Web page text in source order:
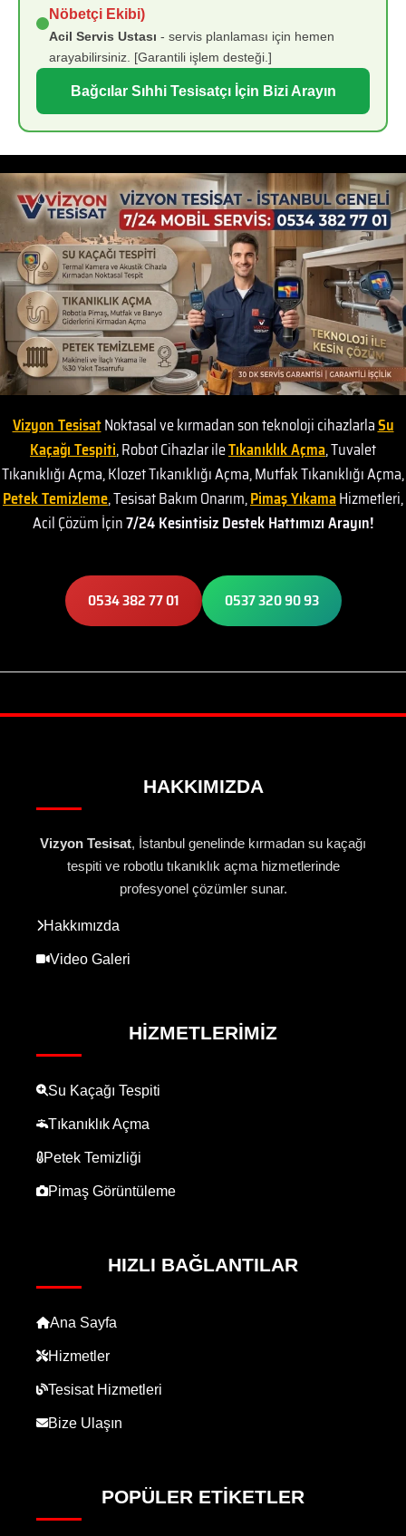
Nöbetçi Ekibi)
Acil Servis Ustası - servis planlaması için hemen
arayabilirsiniz. [Garantili işlem desteği.]
Bağcılar Sıhhi Tesisatçı İçin Bizi Arayın
Vizyon TesisatNoktasal ve kırmadan son teknoloji cihazlarlaSu
Kaçağı Tespiti, Robot Cihazlar ileTıkanıklık Açma, Tuvalet
Tıkanıklığı Açma, Klozet Tıkanıklığı Açma, Mutfak Tıkanıklığı Açma,
Petek Temizleme, Tesisat Bakım Onarım,Pimaş YıkamaHizmetleri,
Acil Çözüm İçin7/24 Kesintisiz Destek Hattımızı Arayın!
0534 382 77 01 0537 320 90 93
HAKKIMIZDA
Vizyon Tesisat, İstanbul genelinde kırmadan su kaçağı
tespiti ve robotlu tıkanıklık açma hizmetlerinde
profesyonel çözümler sunar.
Hakkımızda
Video Galeri
HIZMETLERIMIZ
Su Kaçağı Tespiti
Tıkanıklık Açma
Petek Temizliği
Pimaş Görüntüleme
HIZLI BAĞLANTILAR
Ana Sayfa
Hizmetler
Tesisat Hizmetleri
Bize Ulaşın
POPÜLER ETIKETLER